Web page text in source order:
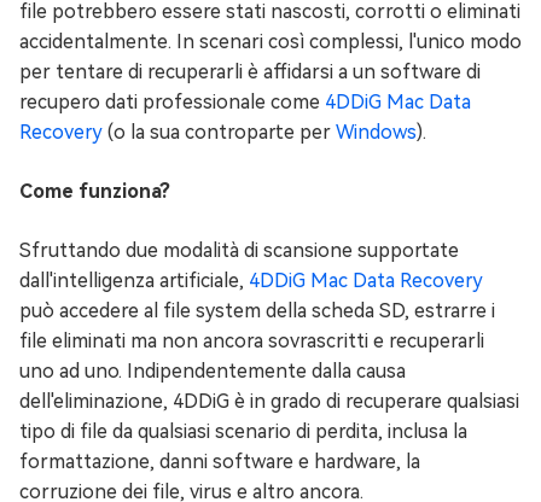
file potrebbero essere stati nascosti, corrotti o eliminati
accidentalmente. In scenari così complessi, l'unico modo
per tentare di recuperarli è affidarsi a un software di
recupero dati professionale come 4DDiG Mac Data
Recovery (o la sua controparte per Windows).
Come funziona?
Sfruttando due modalità di scansione supportate
dall'intelligenza artificiale, 4DDiG Mac Data Recovery
può accedere al file system della scheda SD, estrarre i
file eliminati ma non ancora sovrascritti e recuperarli
uno ad uno. Indipendentemente dalla causa
dell'eliminazione, 4DDiG è in grado di recuperare qualsiasi
tipo di file da qualsiasi scenario di perdita, inclusa la
formattazione, danni software e hardware, la
corruzione dei file, virus e altro ancora.